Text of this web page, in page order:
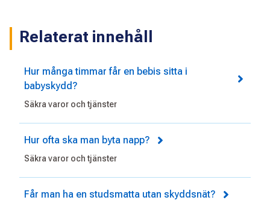
Relaterat innehåll
Hur många timmar får en bebis sitta i
babyskydd?
Säkra varor och tjänster
Hur ofta ska man byta napp?
Säkra varor och tjänster
Får man ha en studsmatta utan skyddsnät?